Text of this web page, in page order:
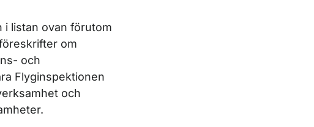
i listan ovan förutom
om
och
Flyginspektionen
och